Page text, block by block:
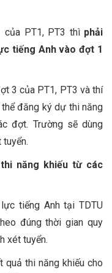
PT1, PT3 thì phải
tiếng Anh vào đợt 1
3 của PT1, PT3 và thí
đăng ký dự thi năng
đợt. Trường sẽ dùng
năng khiếu từ các
tiếng Anh tại TDTU
đúng thời gian quy
xét tuyển.
quả thi năng khiếu cho